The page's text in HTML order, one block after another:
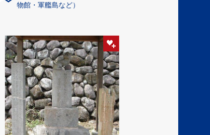
物館・軍艦島など）